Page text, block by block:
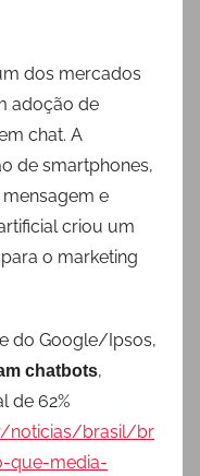
dos mercados
adoção de
chat. A
de smartphones,
e
criou um
o marketing
do Google/Ipsos,
chatbots,
de 62%
noticias/brasil/br
que-media-